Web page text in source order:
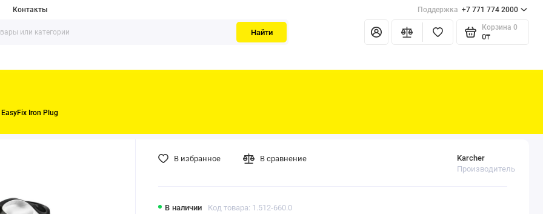
Контакты Поддержка +7 771 774 2000
Найти
Корзина 0
0₸
Iron Plug
В наличии Код товара: 1.512-660.0
Karcher
Производитель
В избранное В сравнение